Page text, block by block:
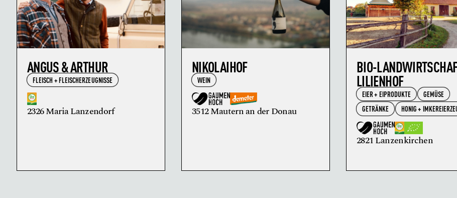
ANGUS & ARTHUR
FLEISCH + FLEISCHERZEUGNISSE
2326 Maria Lanzendorf
NIKOLAIHOF
WEIN
3512 Mautern an der Donau
BIO-
LILIENHOF
EIER + EIPRODUKTE
GEMÜSE
GETRÄNKE
HONIG +
2821 Lanzenkirchen